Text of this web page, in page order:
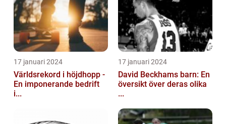
17 januari 2024
Världsrekord i höjdhopp -
En imponerande bedrift
i...
17 januari 2024
David Beckhams barn: En
översikt över deras olika
...